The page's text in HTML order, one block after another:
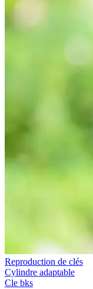
Reproduction de clés
Cylindre adaptable
Cle bks